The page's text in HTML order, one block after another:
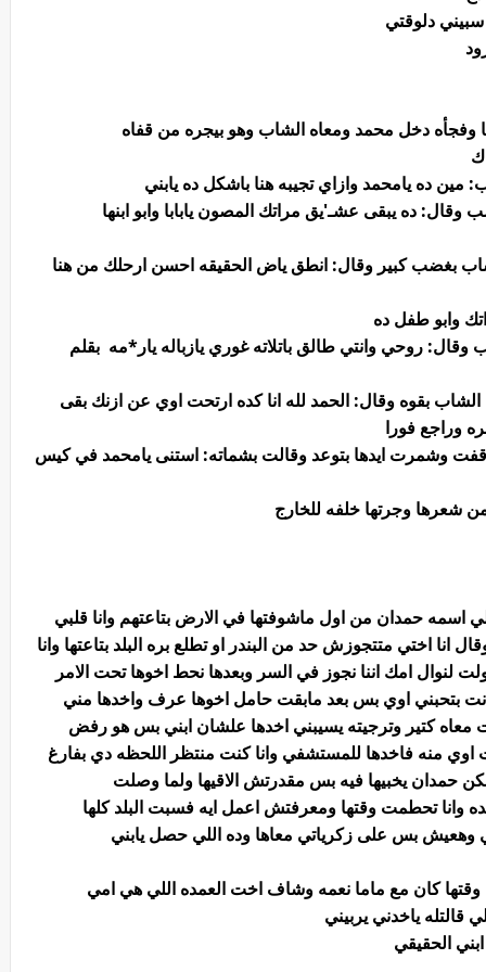
دلوقتي
دخل محمد ومعاه الشاب وهو بيجره من قفاه
ده يامحمد وازاي تجيبه هنا باشكل ده يابني
ده يبقى عشـ'يق مراتك المصون يابابا وابو ابنها
بغضب كبير وقال: انطق ياض الحقيقه احسن ارحلك من هنا
وابو طفل ده
روحي وانتي طالق باتلاته غوري يازباله يار*مه بقلم
بقوه وقال: الحمد لله انا كده ارتحت اوي عن ازنك بقى
وراجع فورا
وشمرت ايدها بتوعد وقالت بشماته: استنى يامحمد في كيس
وجرتها خلفه للخارج
اسمه حمدان من اول ماشوفتها في الارض بتاعتهم وانا قلبي
اختي متتجوزش حد من البندر او تطلع بره البلد بتاعتها وانا
امك اننا نجوز في السر وبعدها نحط اخوها تحت الامر
بتحبني اوي بس بعد مابقت حامل اخوها عرف واخدها مني
معاه كتير وترجيته يسيبني اخدها علشان ابني بس هو رفض
منه فاخدها للمستشفي وانا كنت منتظر اللحظه دي بفارغ
حمدان يخبيها فيه بس مقدرتش الاقيها ولما وصلت
وانا تحطمت وقتها ومعرفتش اعمل ايه فسبت البلد كلها
بس على زكرياتي معاها وده اللي حصل يابني
كان مع ماما نعمه وشاف اخت العمده اللي هي امي
ياخدني يربيني
الحقيقي